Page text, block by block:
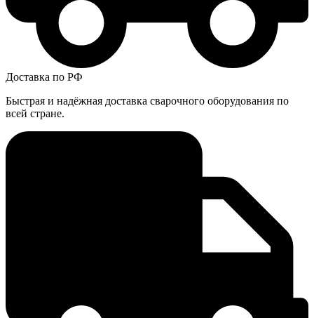
Доставка по РФ
Быстрая и надёжная доставка сварочного оборудования по
всей стране.